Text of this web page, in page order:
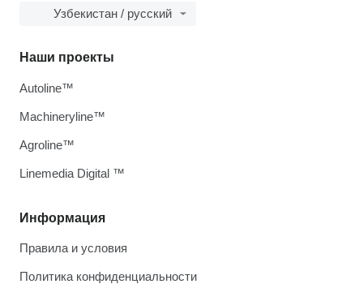
Узбекистан / русский
Информация
Правила и условия
Политика конфиденциальности
Наши проекты
Autoline™
Machineryline™
Agroline™
Linemedia Digital ™